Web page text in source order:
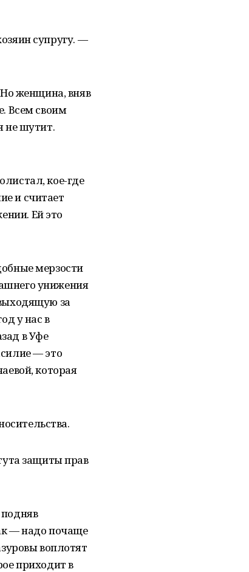
супругу. —
женщина, вняв
Всем своим
не шутит.
кое-где
и считает
Ей это
мерзости
унижения
за
у нас в
в Уфе
— это
которая
защиты прав
— надо почаще
воплотят
приходит в